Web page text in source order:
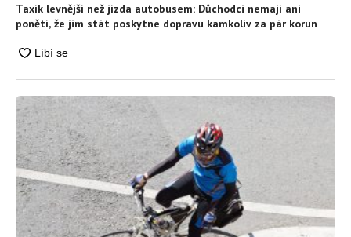
Taxík levnější než jízda autobusem: Důchodci nemají ani
ponětí, že jim stát poskytne dopravu kamkoliv za pár korun